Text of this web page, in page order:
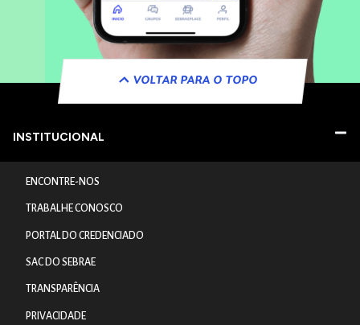
VOLTAR PARA O TOPO
INSTITUCIONAL
ENCONTRE-NOS
TRABALHE CONOSCO
PORTAL DO CREDENCIADO
SAC DO SEBRAE
TRANSPARÊNCIA
PRIVACIDADE